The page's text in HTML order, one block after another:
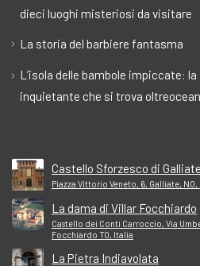
dieci luoghi misteriosi da visitare
La storia del barbiere fantasma
L’isola delle bambole impiccate:
inquietante che si trova
Castello Sforzesco di
Piazza Vittorio Veneto, 6, Galliate, NO,
La dama di Villar Focchiardo
Castello dei Conti Carroccio, Via
Focchiardo TO, Italia
La Pietra Indiavolata